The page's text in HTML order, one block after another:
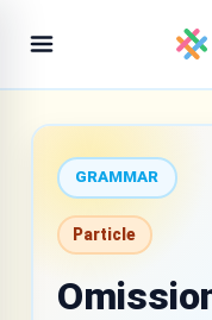
GRAMMAR
Particle